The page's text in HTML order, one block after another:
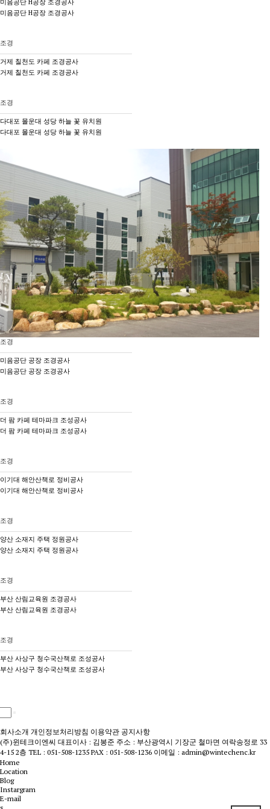
미음공단 H공장 조경공사
미음공단 H공장 조경공사
조경
거제 칠천도 카페 조경공사
거제 칠천도 카페 조경공사
조경
다대포 몰운대 성당 하늘 꽃 유치원
다대포 몰운대 성당 하늘 꽃 유치원
조경
미음공단 공장 조경공사
미음공단 공장 조경공사
조경
더 팜 카페 테마파크 조성공사
더 팜 카페 테마파크 조성공사
조경
이기대 해안산책로 정비공사
이기대 해안산책로 정비공사
조경
양산 소재지 주택 정원공사
양산 소재지 주택 정원공사
조경
부산 산림교육원 조경공사
부산 산림교육원 조경공사
조경
부산 사상구 청수국산책로 조성공사
부산 사상구 청수국산책로 조성공사
회사소개 개인정보처리방침 이용약관 공지사항
(주)윈테크이엔씨 대표이사 : 김봉준 주소 : 부산광역시 기장군 철마면 여락송정로 33
4-15 2층 TEL : 051-508-1235 PAX : 051-508-1236 이메일 : admin@wintechenc.kr
Home
Location
Blog
Instargram
E-mail